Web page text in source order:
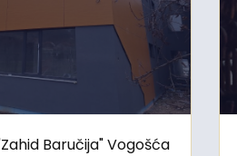
Baručija" Vogošća